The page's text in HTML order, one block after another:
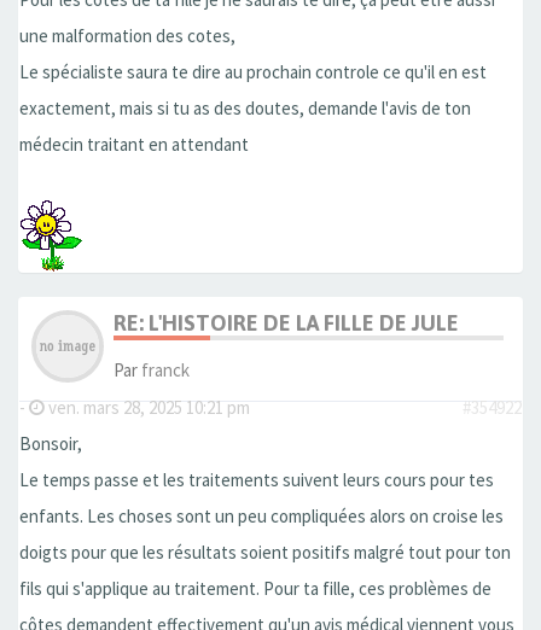
une malformation des cotes,
Le spécialiste saura te dire au prochain controle ce qu'il en est
exactement, mais si tu as des doutes, demande l'avis de ton
médecin traitant en attendant
RE: L'HISTOIRE DE LA FILLE DE JULE
Par franck
-
ven. mars 28, 2025 10:21 pm
#354922
Bonsoir,
Le temps passe et les traitements suivent leurs cours pour tes
enfants. Les choses sont un peu compliquées alors on croise les
doigts pour que les résultats soient positifs malgré tout pour ton
fils qui s'applique au traitement. Pour ta fille, ces problèmes de
côtes demandent effectivement qu'un avis médical viennent vous